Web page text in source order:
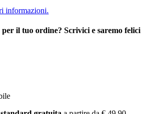
informazioni.
il tuo ordine? Scrivici e saremo felici